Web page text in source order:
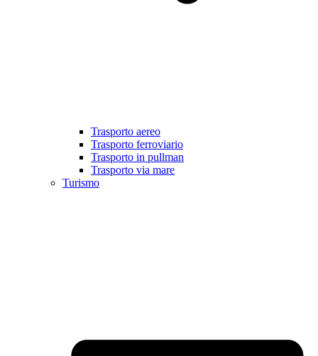
Trasporto aereo
Trasporto ferroviario
Trasporto in pullman
Trasporto via mare
Turismo